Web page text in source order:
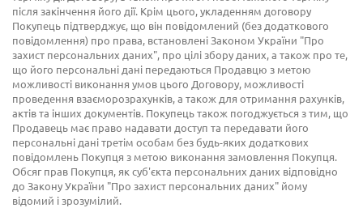
після закінчення його дії. Крім цього, укладенням договору
Покупець підтверджує, що він повідомлений (без додаткового
повідомлення) про права, встановлені Законом України "Про
захист персональних даних", про цілі збору даних, а також про те,
що його персональні дані передаються Продавцю з метою
можливості виконання умов цього Договору, можливості
проведення взаєморозрахунків, а також для отримання рахунків,
актів та інших документів. Покупець також погоджується з тим, що
Продавець має право надавати доступ та передавати його
персональні дані третім особам без будь-яких додаткових
повідомлень Покупця з метою виконання замовлення Покупця.
Обсяг прав Покупця, як суб'єкта персональних даних відповідно
до Закону України "Про захист персональних даних" йому
відомий і зрозумілий.